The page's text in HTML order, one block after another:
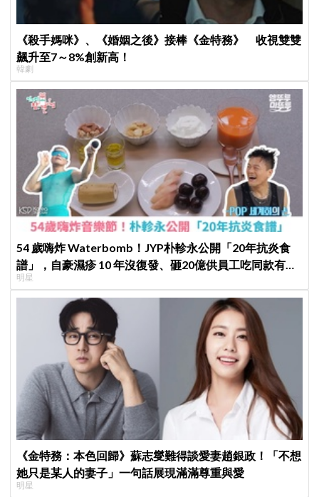
《殺手媽咪》、《婚姻之後》接棒《金特務》 收視雙雙
飆升至7～8%創新高！
韓劇
54 歲嗨炸 Waterbomb！JYP朴軫永公開「20年抗炎食
譜」，自豪濕疹 10 年沒復發、砸20億供員工吃同款有機
餐
明星
《金特務：本色回歸》蘇志燮難得談愛妻趙銀政！「不想
她只是某人的妻子」一句話展現滿滿尊重與愛
明星